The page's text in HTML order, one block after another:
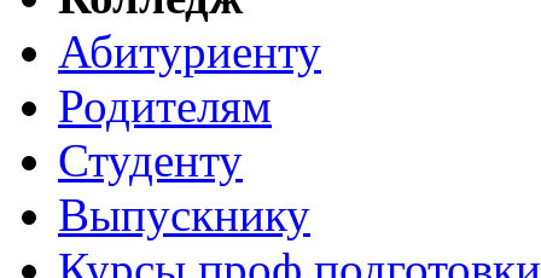
Абитуриенту
Родителям
Студенту
Выпускнику